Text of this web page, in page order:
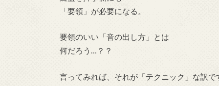
「要領」が必要になる。
要領のいい「音の出し方」とは
何だろう…？？
言ってみれば、それが「テクニック」な訳で